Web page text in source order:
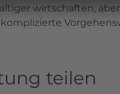
wirtschaften,
teilen